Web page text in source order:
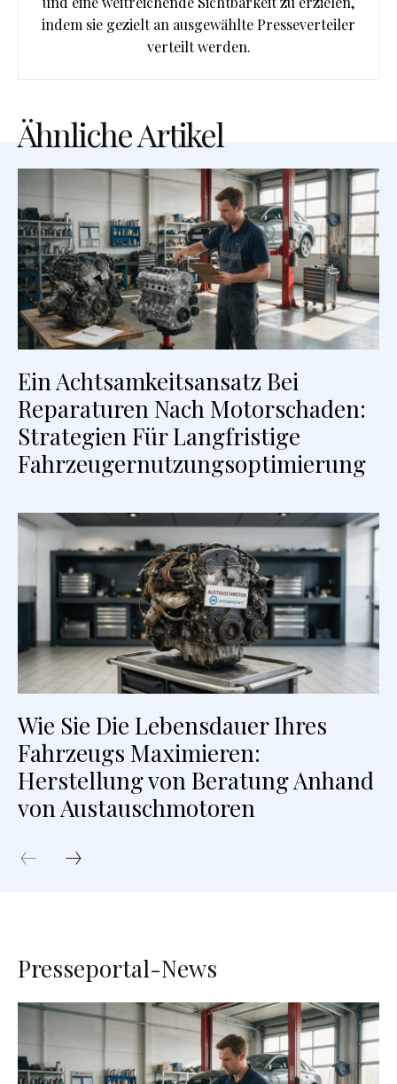
indem sie gezielt an ausgewählte Presseverteiler
verteilt werden.
Ähnliche Artikel
Ein Achtsamkeitsansatz Bei
Reparaturen Nach Motorschaden:
Strategien Für Langfristige
Fahrzeugernutzungsoptimierung
Wie Sie Die Lebensdauer Ihres
Fahrzeugs Maximieren:
Herstellung von Beratung Anhand
von Austauschmotoren
Presseportal-News